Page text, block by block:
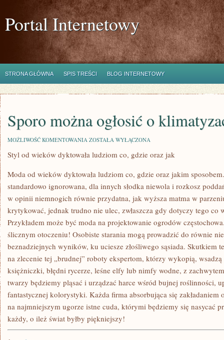
Portal Internetowy
STRONA GŁÓWNA SPIS TREŚCI BLOG INTERNETOWY
Sporo można ogłosić o
MOŻLIWOŚĆ KOMENTOWANIA SPORO
OGŁOSIĆ
ZOSTAŁA WYŁĄCZONA
Styl od wieków dyktowała ludziom co, gdzie oraz jak
Moda od wieków dyktowała ludziom co, gdzie oraz jakim
standardowo ignorowana, dla innych słodka niewola i rozkosz
w opinii niemnogich równie przydatna, jak wyższa matma w
krytykować, jednak trudno nie ulec, zwłaszcza gdy dotyczy tego co
Przykładem może być moda na projektowanie ogrodów
ślicznym otoczeniu! Osobiste starania mogą prowadzić do równie
beznadziejnych wyników, ku uciesze złośliwego sąsiada. Skutkiem
na zlecenie tej „brudnej” roboty ekspertom, którzy wykopią,
księżniczki, błędni rycerze, leśne elfy lub nimfy wodne, z
twarzy będziemy pląsać i urządzać harce wśród bujnej roślinności,
fantastycznej kolorystyki. Każda firma absorbująca się zakładaniem
na najmniejszym ugorze istne cuda, którymi będziemy się nasycać
każdy, o ileż świat byłby piękniejszy!